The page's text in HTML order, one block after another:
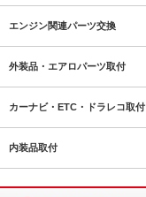
エンジン関連パーツ交換
外装品・エアロパーツ取付
カーナビ・ETC・ドラレコ取付
内装品取付